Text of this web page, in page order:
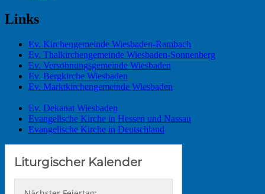
Links
Ev. Kirchengemeinde Wiesbaden-Rambach
Ev. Thalkirchengemeinde Wiesbaden-Sonnenberg
Ev. Versöhnungsgemeinde Wiesbaden
Ev. Bergkirche Wiesbaden
Ev. Marktkirchengemeinde Wiesbaden
Ev. Dekanat Wiesbaden
Evangelische Kirche in Hessen und Nassau
Evangelische Kirche in Deutschland